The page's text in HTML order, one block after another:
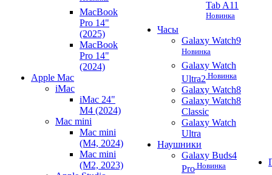
MacBook
Pro 14"
(2025)
MacBook
Pro 14"
(2024)
Apple Mac
iMac
iMac 24"
M4 (2024)
Mac mini
Mac mini
(M4, 2024)
Mac mini
(M2, 2023)
Tab A11
Новинка
Часы
Galaxy Watch9
Новинка
Galaxy Watch
Ultra2 Новинка
Galaxy Watch8
Galaxy Watch8
Classic
Galaxy Watch
Ultra
Наушники
Galaxy Buds4
Pro Новинка